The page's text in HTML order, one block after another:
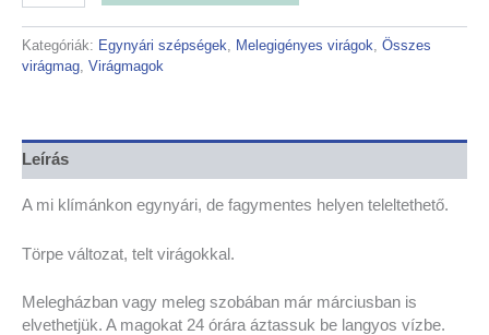
Kategóriák: Egynyári szépségek Melegigényes virágok Összes
virágmag Virágmagok
Leírás
A mi klímánkon egynyári, de fagymentes helyen teleltethető.
Törpe változat, telt virágokkal.
Melegházban vagy meleg szobában már márciusban is
elvethetjük. A magokat 24 órára áztassuk be langyos vízbe.